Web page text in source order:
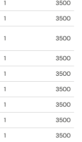
1
3500
1 3500
1 3500
1
3500
1
3500
1
3500
1
3500
1
3500
1
3500